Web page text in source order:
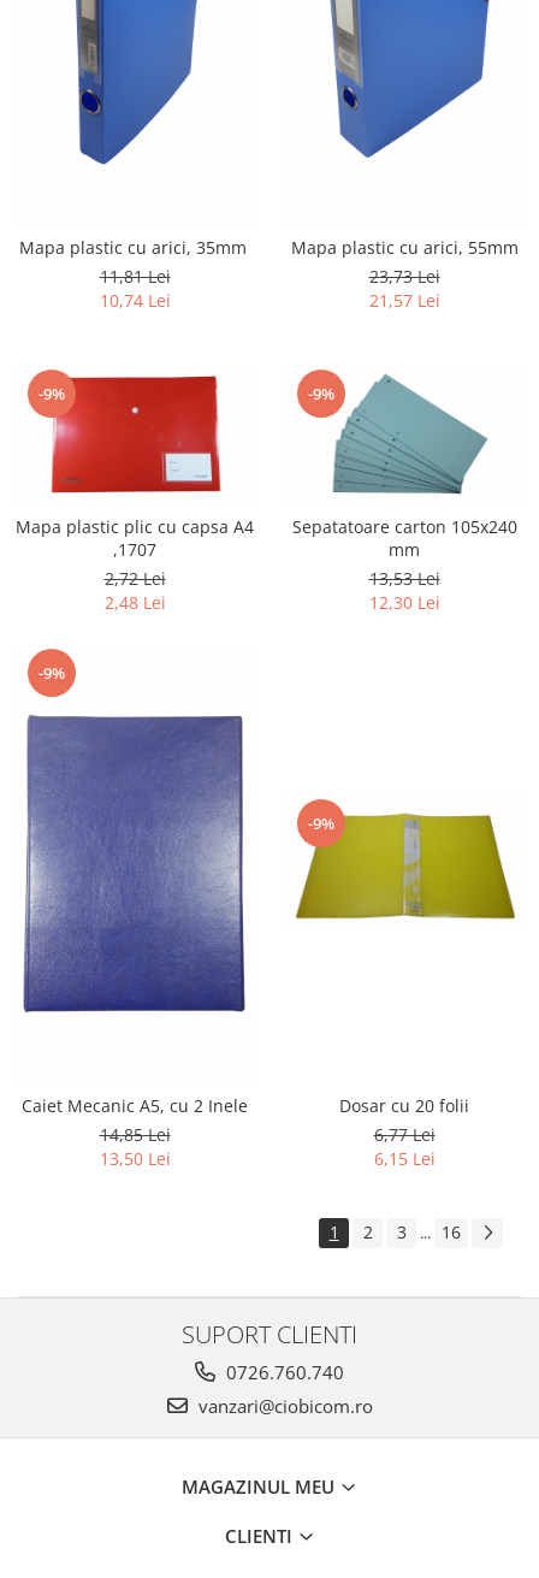
Mapa plastic cu arici, 35mm
11,81 Lei
10,74 Lei
Mapa plastic cu arici, 55mm
23,73 Lei
21,57 Lei
-9%
Mapa plastic plic cu capsa A4
,1707
2,72 Lei
2,48 Lei
-9%
Sepatatoare carton 105x240
mm
13,53 Lei
12,30 Lei
-9%
Caiet Mecanic A5, cu 2 Inele
14,85 Lei
13,50 Lei
-9%
Dosar cu 20 folii
6,77 Lei
6,15 Lei
1 2 3 ... 16
SUPORT CLIENTI
0726.760.740
vanzari@ciobicom.ro
MAGAZINUL MEU
CLIENTI